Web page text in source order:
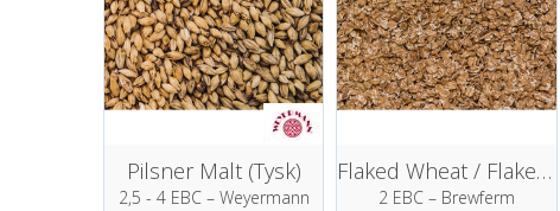
Pilsner Malt (Tysk)
2,5 - 4 EBC – Weyermann
Flaked Wheat / Flaket Hvete
2 EBC – Brewferm